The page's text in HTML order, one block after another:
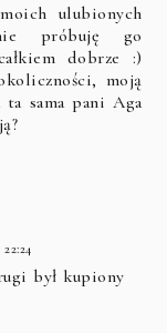
ulubionych
próbuję go
dobrze :)
moją
ta sama pani Aga
był kupiony